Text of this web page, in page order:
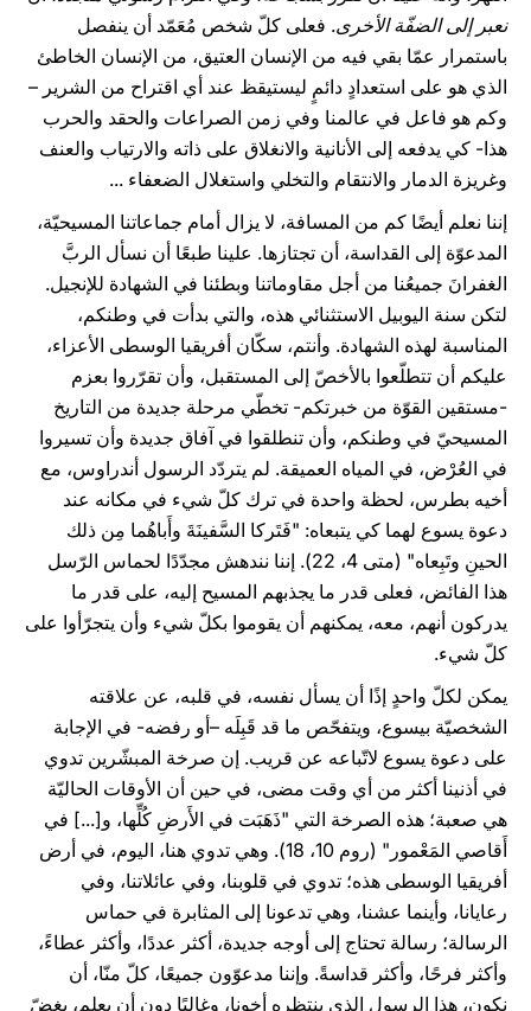
نعبر إلى الضفّة الأخرى. فعلى كلّ شخص مُعَمّد أن ينفصل
باستمرار عمّا بقي فيه من الإنسان العتيق، من الإنسان الخاطئ
الذي هو على استعدادٍ دائمٍ ليستيقظ عند أي اقتراح من الشرير –
وكم هو فاعل في عالمنا وفي زمن الصراعات والحقد والحرب
هذا- كي يدفعه إلى الأنانية والانغلاق على ذاته والارتياب والعنف
وغريزة الدمار والانتقام والتخلي واستغلال الضعفاء ...
إننا نعلم أيضًا كم من المسافة، لا يزال أمام جماعاتنا المسيحيّة،
المدعوّة إلى القداسة، أن تجتازها. علينا طبعًا أن نسأل الربَّ
الغفرانَ جميعُنا من أجل مقاوماتنا وبطئنا في الشهادة للإنجيل.
لتكن سنة اليوبيل الاستثنائي هذه، والتي بدأت في وطنكم،
المناسبة لهذه الشهادة. وأنتم، سكّان أفريقيا الوسطى الأعزاء،
عليكم أن تتطلّعوا بالأخصّ إلى المستقبل، وأن تقرّروا بعزم
-مستقين القوّة من خبرتكم- تخطّي مرحلة جديدة من التاريخ
المسيحيّ في وطنكم، وأن تنطلقوا في آفاق جديدة وأن تسيروا
في العُرْض، في المياه العميقة. لم يتردّد الرسول أندراوس، مع
أخيه بطرس، لحظة واحدة في ترك كلّ شيء في مكانه عند
دعوة يسوع لهما كي يتبعاه: "فَتَركا السَّفينَةَ وأَباهُما مِن ذلك
الحينِ وتَبِعاه" (متى 4، 22). إننا نندهش مجدّدًا لحماس الرّسل
هذا الفائض، فعلى قدر ما يجذبهم المسيح إليه، على قدر ما
يدركون أنهم، معه، يمكنهم أن يقوموا بكلّ شيء وأن يتجرّأوا على
كلّ شيء.
يمكن لكلّ واحدٍ إذًا أن يسأل نفسه، في قلبه، عن علاقته
الشخصيّة بيسوع، ويتفحّص ما قد قَبِلَه –أو رفضه- في الإجابة
على دعوة يسوع لاتّباعه عن قريب. إن صرخة المبشّرين تدوي
في أذنينا أكثر من أي وقت مضى، في حين أن الأوقات الحاليّة
هي صعبة؛ هذه الصرخة التي "ذَهَبَت في الأَرضِ كُلِّها، و[...] في
أَقاصي المَعْمور" (روم 10، 18). وهي تدوي هنا، اليوم، في أرض
أفريقيا الوسطى هذه؛ تدوي في قلوبنا، وفي عائلاتنا، وفي
رعايانا، وأينما عشنا، وهي تدعونا إلى المثابرة في حماس
الرسالة؛ رسالة تحتاج إلى أوجه جديدة، أكثر عددًا، وأكثر عطاءً،
وأكثر فرحًا، وأكثر قداسةً. وإننا مدعوّون جميعًا، كلّ منّا، أن
نكون، هذا الرسول الذي ينتظره أخونا، وغالبًا دون أن يعلم، بِغضّ